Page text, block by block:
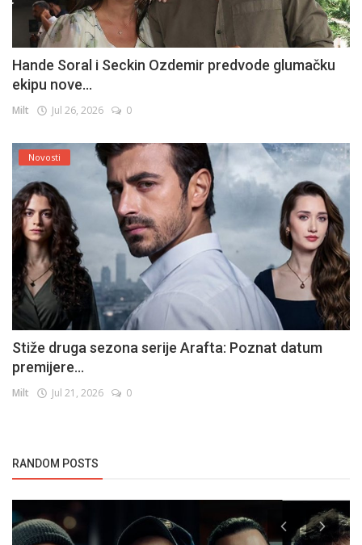
Hande Soral i Seckin Ozdemir predvode glumačku
ekipu nove...
Milt Jul 26, 2026 0
Novosti
Stiže druga sezona serije Arafta: Poznat datum
premijere...
Milt Jul 21, 2026 0
RANDOM POSTS